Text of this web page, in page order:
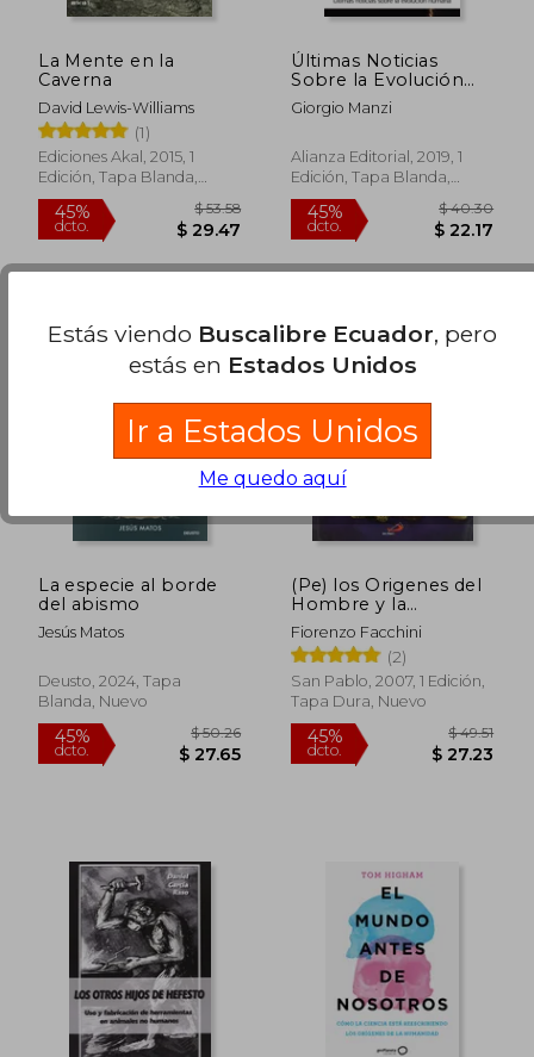
45%
dcto. $ 26.63
45%
dcto. $
La Mente en la
Caverna
David Lewis-Williams
(1)
Ediciones Akal, 2015, 1
Edición, Tapa Blanda,
Nuevo
45% $ 53.58
Últimas Noticias
Sobre la Evolución
Humana
Giorgio Manzi
Alianza Editorial, 2019, 1
Edición, Tapa Blanda,
Nuevo
45% $
La especie al borde
del abismo
Jesús Matos
Deusto, 2024, Tapa
Blanda, Nuevo
(Pe) los Origenes del
Hombre y la
Evolucion Cultural
Fiorenzo Facchini
(2)
San Pablo, 2007, 1 Edición,
Tapa Dura, Nuevo
Estás viendo Buscalibre Ecuador, pero
estás en Estados Unidos
Ir a Estados Unidos
Me quedo aquí